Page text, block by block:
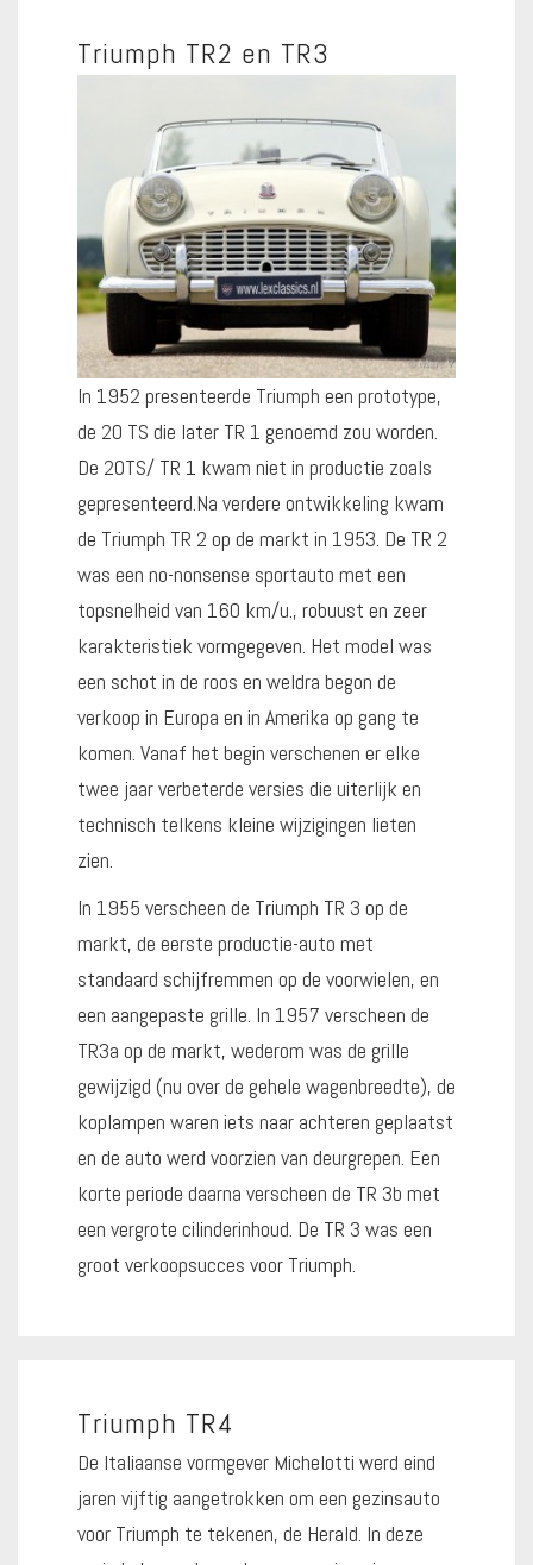
Triumph TR2 en TR3
In 1952 presenteerde Triumph een prototype,
de 20 TS die later TR 1 genoemd zou worden.
De 20TS/ TR 1 kwam niet in productie zoals
gepresenteerd.Na verdere ontwikkeling kwam
de Triumph TR 2 op de markt in 1953. De TR 2
was een no-nonsense sportauto met een
topsnelheid van 160 km/u., robuust en zeer
karakteristiek vormgegeven. Het model was
een schot in de roos en weldra begon de
verkoop in Europa en in Amerika op gang te
komen. Vanaf het begin verschenen er elke
twee jaar verbeterde versies die uiterlijk en
technisch telkens kleine wijzigingen lieten
zien.
In 1955 verscheen de Triumph TR 3 op de
markt, de eerste productie-auto met
standaard schijfremmen op de voorwielen, en
een aangepaste grille. In 1957 verscheen de
TR3a op de markt, wederom was de grille
gewijzigd (nu over de gehele wagenbreedte), de
koplampen waren iets naar achteren geplaatst
en de auto werd voorzien van deurgrepen. Een
korte periode daarna verscheen de TR 3b met
een vergrote cilinderinhoud. De TR 3 was een
groot verkoopsucces voor Triumph.
Triumph TR4
De Italiaanse vormgever Michelotti werd eind
jaren vijftig aangetrokken om een gezinsauto
voor Triumph te tekenen, de Herald. In deze